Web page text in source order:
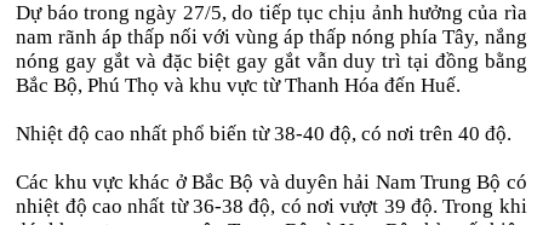
Dự báo trong ngày 27/5, do tiếp tục chịu ảnh hưởng của rìa
nam rãnh áp thấp nối với vùng áp thấp nóng phía Tây, nắng
nóng gay gắt và đặc biệt gay gắt vẫn duy trì tại đồng bằng
Bắc Bộ, Phú Thọ và khu vực từ Thanh Hóa đến Huế.
Nhiệt độ cao nhất phổ biến từ 38-40 độ, có nơi trên 40 độ.
Các khu vực khác ở Bắc Bộ và duyên hải Nam Trung Bộ có
nhiệt độ cao nhất từ 36-38 độ, có nơi vượt 39 độ. Trong khi